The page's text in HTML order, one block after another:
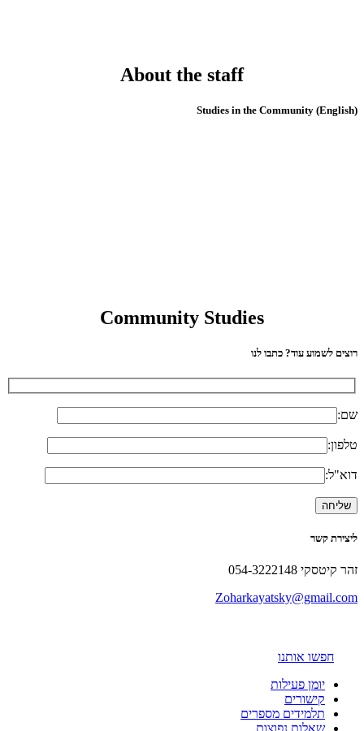
About the staff
(English) Studies in the Community
Community Studies
רוצים לשמוע עוד? כתבו לנו
שם:
טלפון:
דוא"ל:
ליצירת קשר
זהר קיטסקי 054-3222148
Zoharkayatsky@gmail.com
חפשו אותנו
יומן פעילות
קישורים
תלמידים מספרים